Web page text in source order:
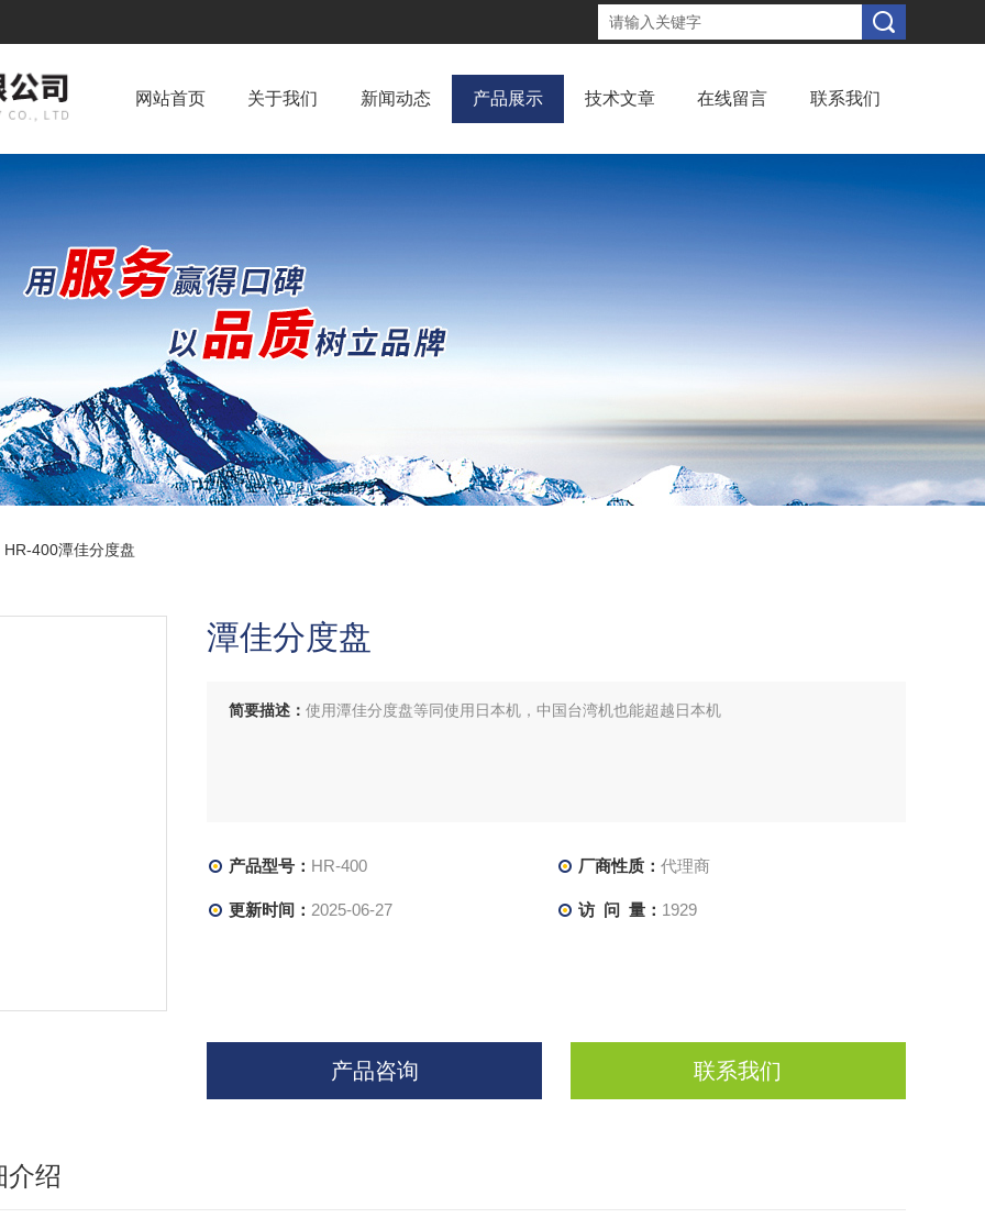
网站首页 关于我们 新闻动态 产品展示 技术文章 在线留言 联系我们
400潭佳分度盘
潭佳分度盘
简要描述： 使用潭佳分度盘等同使用日本机，中国台湾机也能超越日本机
产品型号： HR-400 厂商性质： 代理商
更新时间： 2025-06-27 访 问 量： 1929
产品咨询 联系我们
介绍